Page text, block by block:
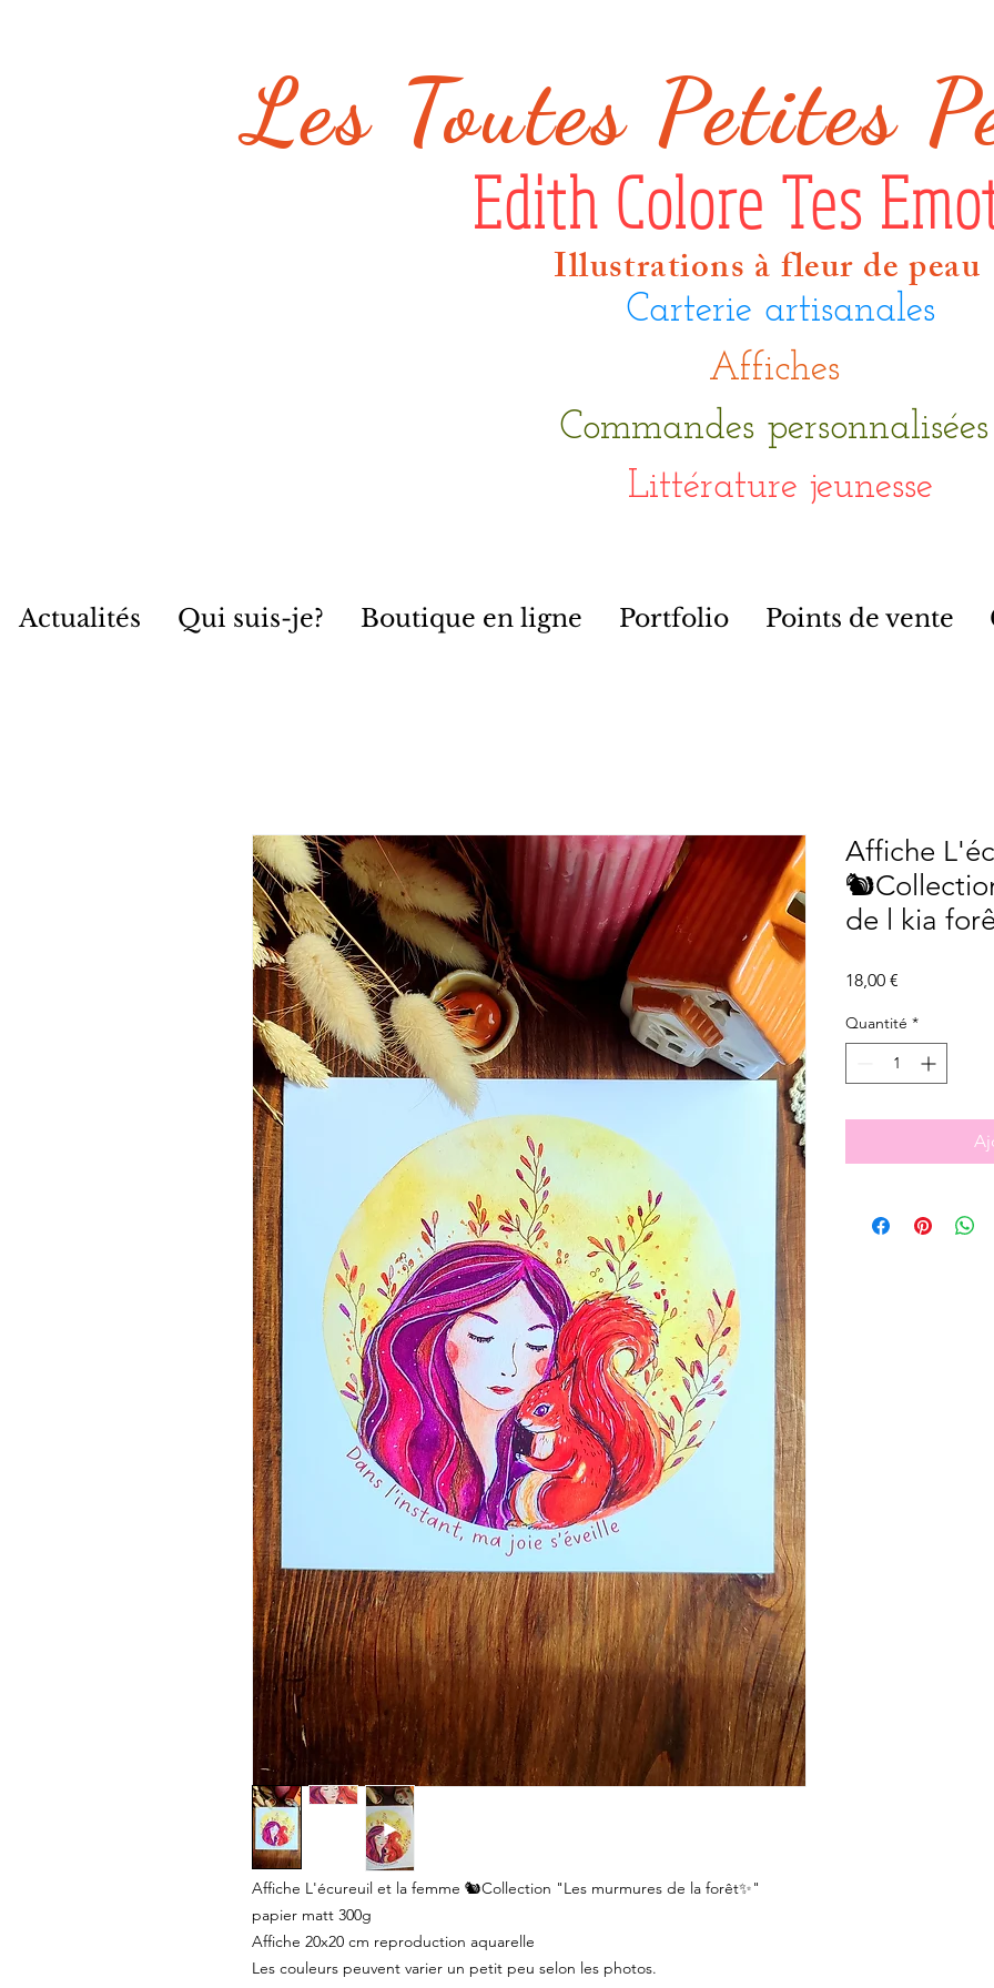
Carterie artisanales
Affiches
Commandes personnalisées
Littérature jeunesse
Les Toutes Petites
Edith Colore Tes
Illustrations à fleur de peau
Actualités Qui suis-je? Boutique en ligne Portfolio Points de vente
Affiche L'écureuil et la femme 🐿️Collection "Les murmures de la forêt✨"
papier matt 300g
Affiche 20x20 cm reproduction aquarelle
Les couleurs peuvent varier un petit peu selon les photos.
Affiche
de l kia
18,00 €
Quantité *